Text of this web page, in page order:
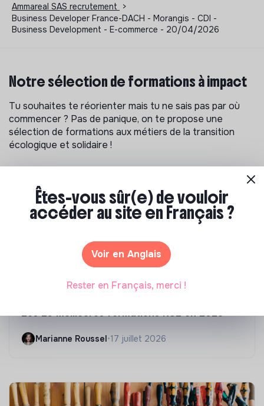
Ammareal SAS recrutement
>
Business Developer France-DACH - Morangis - CDI -
Business Development - E-commerce - 20/04/2026
Notre sélection de formations à impact
Tu souhaites te réorienter mais tu ne sais pas par où
commencer ? Pas de panique, on te propose une
sélection de formations aux métiers de la transition
écologique et solidaire !
Les 25 meilleures formations RSE en 2026
Marianne Roussel•17 juillet 2026
Êtes-vous sûr(e) de vouloir
accéder au site en Français ?
Voir en Anglais
Rester en Français, merci !